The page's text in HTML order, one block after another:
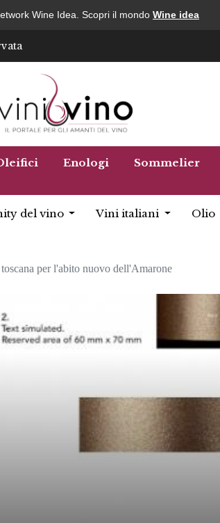
Wine Idea. Scopri il mondo Wine idea
Enologi Sommelier
del vino Vini italiani Olio
toscana per l'abito nuovo dell'Amarone